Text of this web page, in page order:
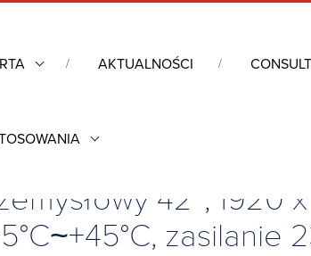
AKTUALNOŚCI
przemysłowe
42″, 1920
zasilanie